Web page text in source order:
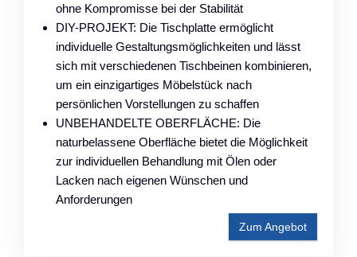
ohne Kompromisse bei der Stabilität
DIY-PROJEKT: Die Tischplatte ermöglicht
individuelle Gestaltungsmöglichkeiten und lässt
sich mit verschiedenen Tischbeinen kombinieren,
um ein einzigartiges Möbelstück nach
persönlichen Vorstellungen zu schaffen
UNBEHANDELTE OBERFLÄCHE: Die
naturbelassene Oberfläche bietet die Möglichkeit
zur individuellen Behandlung mit Ölen oder
Lacken nach eigenen Wünschen und
Anforderungen
Zum Angebot